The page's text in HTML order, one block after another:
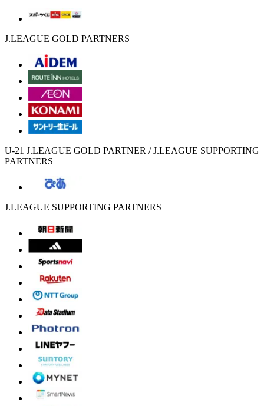
J.LEAGUE GOLD PARTNERS
U-21 J.LEAGUE GOLD PARTNER / J.LEAGUE SUPPORTING
PARTNERS
J.LEAGUE SUPPORTING PARTNERS